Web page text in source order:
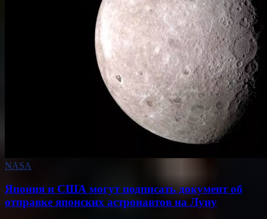
NASA
Япония и США могут подписать документ об
отправке японских астронавтов на Луну